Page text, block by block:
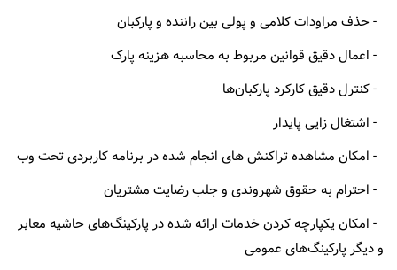
- حذف مراودات کلامی و پولی بین راننده و پارکبان
- اعمال دقیق قوانین مربوط به محاسبه هزینه پارک
- کنترل دقیق کارکرد پارکبان‌ها
- اشتغال زایی پایدار
- امکان مشاهده تراکنش های انجام شده در برنامه کاربردی تحت وب
- احترام به حقوق شهروندی و جلب رضایت مشتریان
- امکان یکپارچه کردن خدمات ارائه شده در پارکینگ‌های حاشیه معابر
و دیگر پارکینگ‌های عمومی